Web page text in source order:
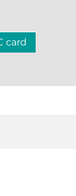
card